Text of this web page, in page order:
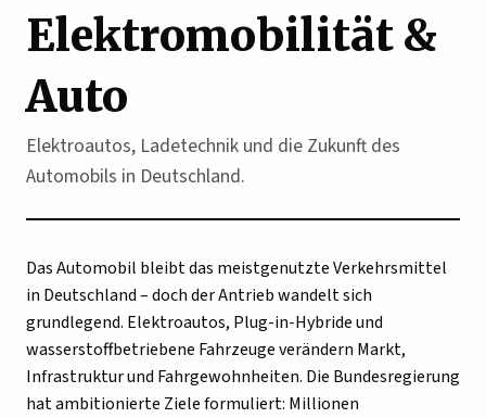
Elektromobilität &
Auto
Elektroautos, Ladetechnik und die Zukunft des
Automobils in Deutschland.
Das Automobil bleibt das meistgenutzte Verkehrsmittel
in Deutschland – doch der Antrieb wandelt sich
grundlegend. Elektroautos, Plug-in-Hybride und
wasserstoffbetriebene Fahrzeuge verändern Markt,
Infrastruktur und Fahrgewohnheiten. Die Bundesregierung
hat ambitionierte Ziele formuliert: Millionen